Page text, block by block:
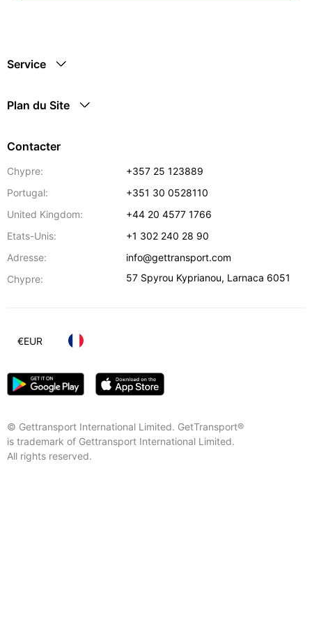
Service
Plan du Site
Contacter
Chypre:
+357 25 123889
Portugal:
+351 30 0528110
United Kingdom:
+44 20 4577 1766
Etats-Unis:
+1 302 240 28 90
Adresse:
info@gettransport.com
Chypre:
57 Spyrou Kyprianou, Larnaca 6051
© Gettransport International Limited. GetTransport®
is trademark of Gettransport International Limited.
All rights reserved.
€EUR